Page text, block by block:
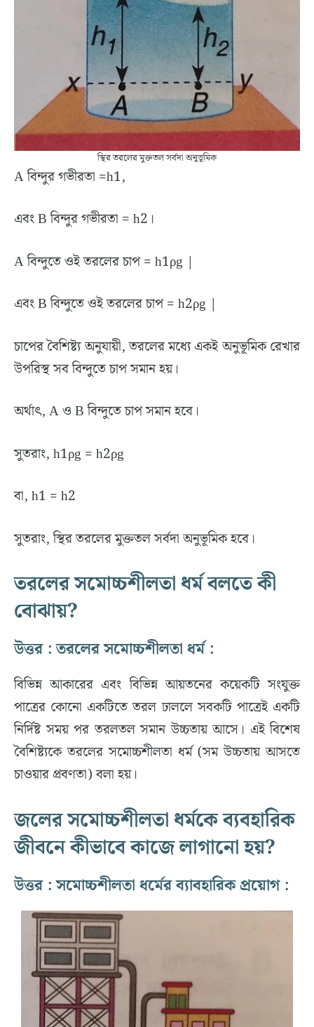
স্থির তরলের মুক্ততল সর্বদা অনুভূমিক
A বিন্দুর গভীরতা =h1,
এবং B বিন্দুর গভীরতা = h2।
A বিন্দুতে ওই তরলের চাপ = h1ρg |
এবং B বিন্দুতে ওই তরলের চাপ = h2ρg |
চাপের বৈশিষ্ট্য অনুযায়ী, তরলের মধ্যে একই অনুভূমিক রেখার
উপরিস্থ সব বিন্দুতে চাপ সমান হয়।
অর্থাৎ, A ও B বিন্দুতে চাপ সমান হবে।
সুতরাং, h1ρg = h2ρg
বা, h1 = h2
সুতরাং, স্থির তরলের মুক্ততল সর্বদা অনুভূমিক হবে।
তরলের সমোচ্চশীলতা ধর্ম বলতে কী
বোঝায়?
উত্তর : তরলের সমোচ্চশীলতা ধর্ম :
বিভিন্ন আকারের এবং বিভিন্ন আয়তনের কয়েকটি সংযুক্ত
পাত্রের কোনো একটিতে তরল ঢাললে সবকটি পাত্রেই একটি
নির্দিষ্ট সময় পর তরলতল সমান উচ্চতায় আসে। এই বিশেষ
বৈশিষ্ট্যকে তরলের সমোচ্চশীলতা ধর্ম (সম উচ্চতায় আসতে
চাওয়ার প্রবণতা) বলা হয়।
জলের সমোচ্চশীলতা ধর্মকে ব্যবহারিক
জীবনে কীভাবে কাজে লাগানো হয়?
উত্তর : সমোচ্চশীলতা ধর্মের ব্যাবহারিক প্রয়োগ :